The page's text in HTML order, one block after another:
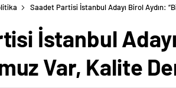
Saadet Partisi İstanbul Adayı Birol Aydın:
İstanbul
Var, Kalite